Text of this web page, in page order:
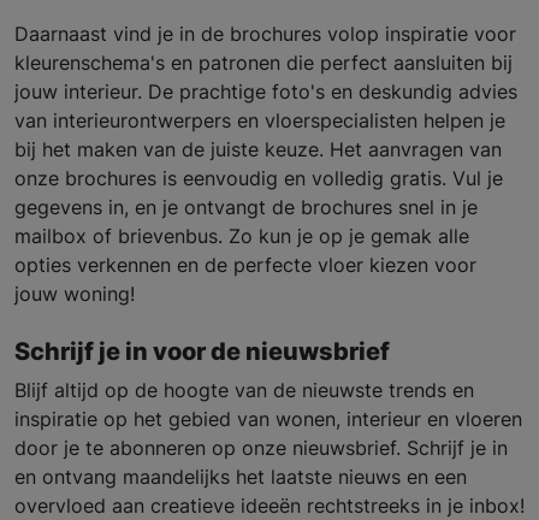
Daarnaast vind je in de brochures volop inspiratie voor
kleurenschema's en patronen die perfect aansluiten bij
jouw interieur. De prachtige foto's en deskundig advies
van interieurontwerpers en vloerspecialisten helpen je
bij het maken van de juiste keuze. Het aanvragen van
onze brochures is eenvoudig en volledig gratis. Vul je
gegevens in, en je ontvangt de brochures snel in je
mailbox of brievenbus. Zo kun je op je gemak alle
opties verkennen en de perfecte vloer kiezen voor
jouw woning!
Schrijf je in voor de nieuwsbrief
Blijf altijd op de hoogte van de nieuwste trends en
inspiratie op het gebied van wonen, interieur en vloeren
door je te abonneren op onze nieuwsbrief. Schrijf je in
en ontvang maandelijks het laatste nieuws en een
overvloed aan creatieve ideeën rechtstreeks in je inbox!